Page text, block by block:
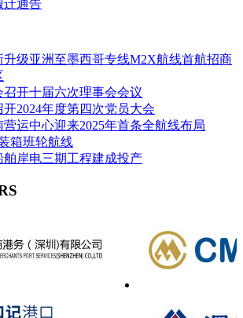
迁通告
升级亚洲至墨西哥专线M2X航线首航招商
开十届六次理事会会议
2024年度第四次党员大会
运中心迎来2025年首条全航线布局
箱班轮航线
舶岸电三期工程建成投产